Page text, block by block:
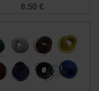
8.50 €